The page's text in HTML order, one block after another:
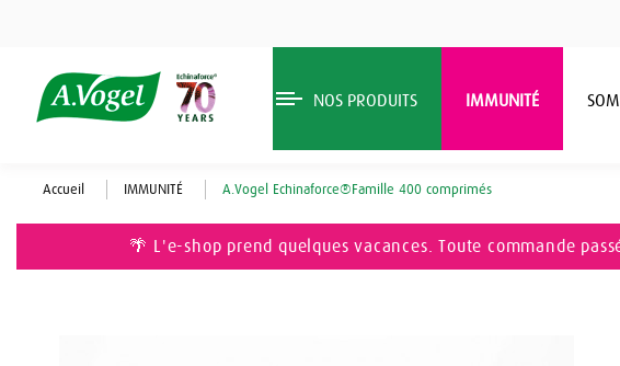
NOS PRODUITS IMMUNITÉ
Accueil IMMUNITÉ A.Vogel Echinaforce®Famille 400 comprimés
🌴 L'e-shop prend quelques vacances. Toute commande